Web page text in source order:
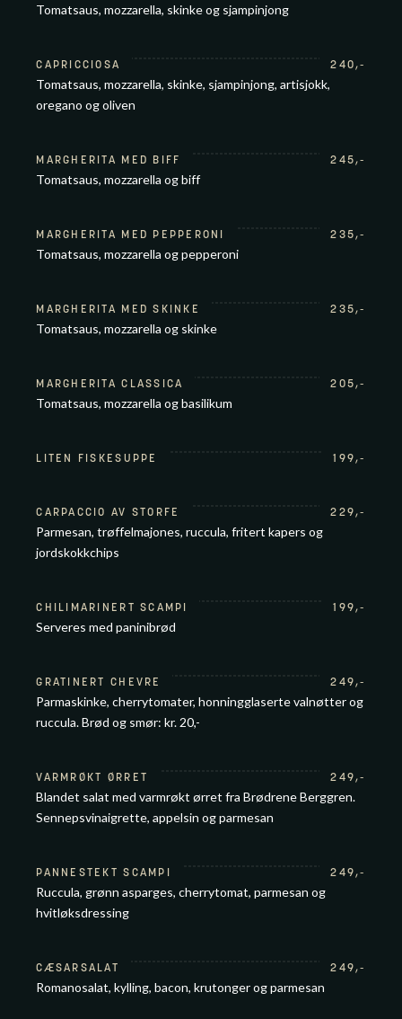
Tomatsaus, mozzarella, skinke og sjampinjong
CAPRICCIOSA 240,-
Tomatsaus, mozzarella, skinke, sjampinjong, artisjokk,
oregano og oliven
MARGHERITA MED BIFF 245,-
Tomatsaus, mozzarella og biff
MARGHERITA MED PEPPERONI 235,-
Tomatsaus, mozzarella og pepperoni
MARGHERITA MED SKINKE 235,-
Tomatsaus, mozzarella og skinke
MARGHERITA CLASSICA 205,-
Tomatsaus, mozzarella og basilikum
LITEN FISKESUPPE 199,-
CARPACCIO AV STORFE 229,-
Parmesan, trøffelmajones, ruccula, fritert kapers og
jordskokkchips
CHILIMARINERT SCAMPI 199,-
Serveres med paninibrød
GRATINERT CHEVRE 249,-
Parmaskinke, cherrytomater, honningglaserte valnøtter og
ruccula. Brød og smør: kr. 20,-
VARMRØKT ØRRET 249,-
Blandet salat med varmrøkt ørret fra Brødrene Berggren.
Sennepsvinaigrette, appelsin og parmesan
PANNESTEKT SCAMPI 249,-
Ruccula, grønn asparges, cherrytomat, parmesan og
hvitløksdressing
CÆSARSALAT 249,-
Romanosalat, kylling, bacon, krutonger og parmesan